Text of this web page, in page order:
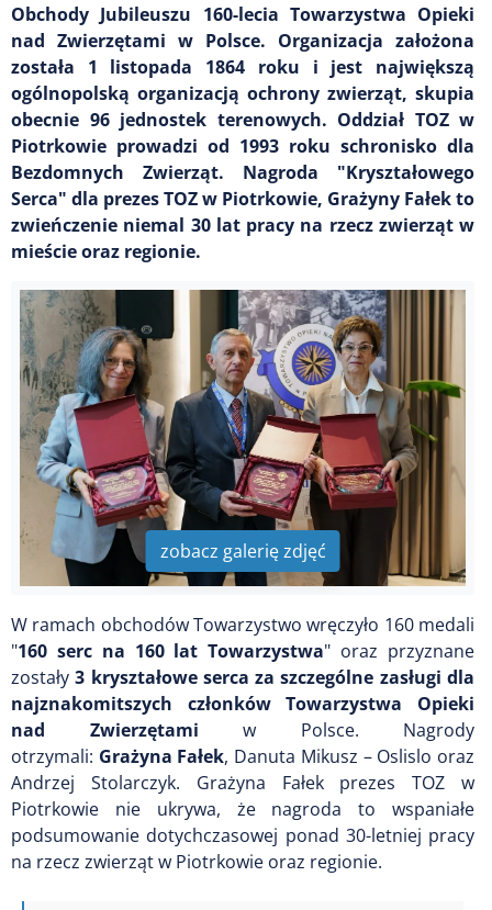
Obchody Jubileuszu 160-lecia Towarzystwa Opieki
nad Zwierzętami w Polsce. Organizacja założona
została 1 listopada 1864 roku i jest największą
ogólnopolską organizacją ochrony zwierząt, skupia
obecnie 96 jednostek terenowych. Oddział TOZ w
Piotrkowie prowadzi od 1993 roku schronisko dla
Bezdomnych Zwierząt. Nagroda "Kryształowego
Serca" dla prezes TOZ w Piotrkowie, Grażyny Fałek to
zwieńczenie niemal 30 lat pracy na rzecz zwierząt w
mieście oraz regionie.
zobacz galerię zdjęć
W ramach obchodów Towarzystwo wręczyło 160 medali
"160 serc na 160 lat Towarzystwa" oraz przyznane
zostały3 kryształowe serca za szczególne zasługi dla
najznakomitszych członków Towarzystwa Opieki
nad Zwierzętami w Polsce. Nagrody
otrzymali: Grażyna Fałek, Danuta Mikusz – Oslislo oraz
Andrzej Stolarczyk. Grażyna Fałek prezes TOZ w
Piotrkowie nie ukrywa, że nagroda to wspaniałe
podsumowanie dotychczasowej ponad 30-letniej pracy
na rzecz zwierząt w Piotrkowie oraz regionie.